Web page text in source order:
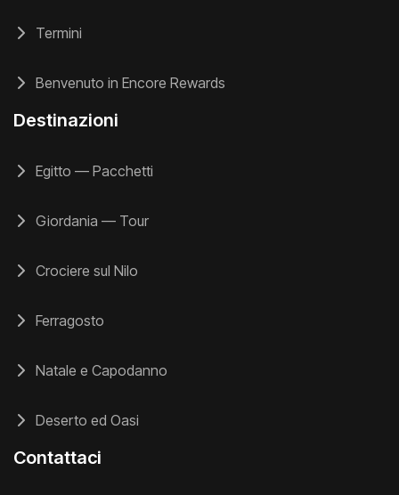
Termini
Benvenuto in Encore Rewards
Destinazioni
Egitto — Pacchetti
Giordania — Tour
Crociere sul Nilo
Ferragosto
Natale e Capodanno
Deserto ed Oasi
Contattaci